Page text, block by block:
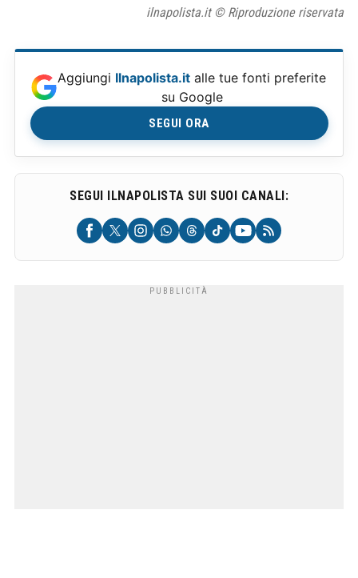
ilnapolista.it © Riproduzione riservata
Aggiungi Ilnapolista.it alle tue fonti preferite
su Google
SEGUI ORA
SEGUI ILNAPOLISTA SUI SUOI CANALI: